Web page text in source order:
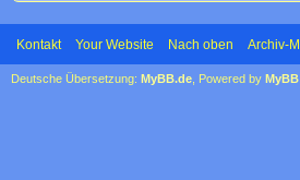
Kontakt Your Website Nach oben Archiv-
Deutsche Übersetzung: MyBB.de , Powered by MyBB